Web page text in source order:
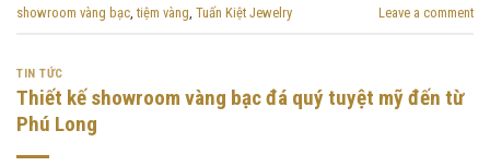
showroom vàng bạc ,tiệm vàng Tuấn Kiệt Jewelry Leave a comment
TIN TỨC
Thiết kế showroom vàng bạc đá quý tuyệt mỹ đến từ
Phú Long